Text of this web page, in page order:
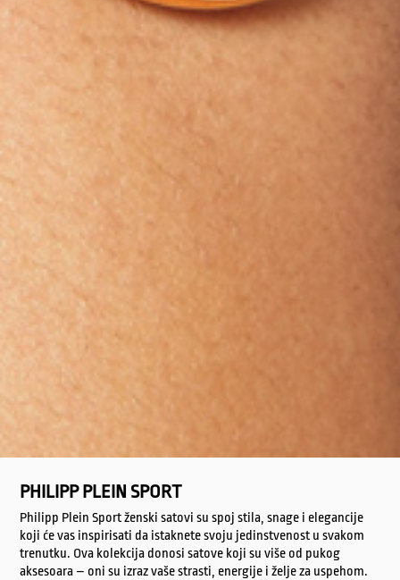
PHILIPP PLEIN SPORT
Philipp Plein Sport ženski satovi su spoj stila, snage i elegancije
koji će vas inspirisati da istaknete svoju jedinstvenost u svakom
trenutku. Ova kolekcija donosi satove koji su više od pukog
aksesoara – oni su izraz vaše strasti, energije i želje za uspehom.